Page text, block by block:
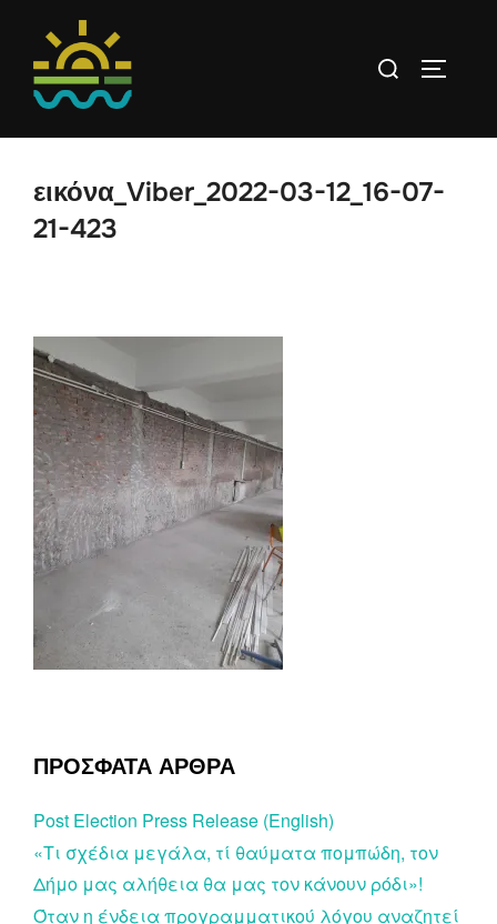
content
Search
εικόνα_Viber_2022-03-12_16-07-
21-423
ΠΡΟΣΦΑΤΑ ΑΡΘΡΑ
Post Election Press Release (English)
«Τι σχέδια μεγάλα, τί θαύματα πομπώδη, τον
Δήμο μας αλήθεια θα μας τον κάνουν ρόδι»!
Όταν η ένδεια προγραμματικού λόγου αναζητεί